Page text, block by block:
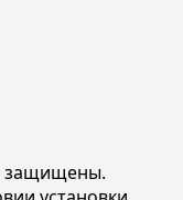
защищены.